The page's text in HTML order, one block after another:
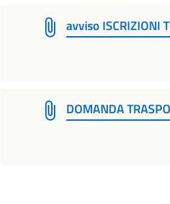
avviso ISCRIZIONI
DOMANDA